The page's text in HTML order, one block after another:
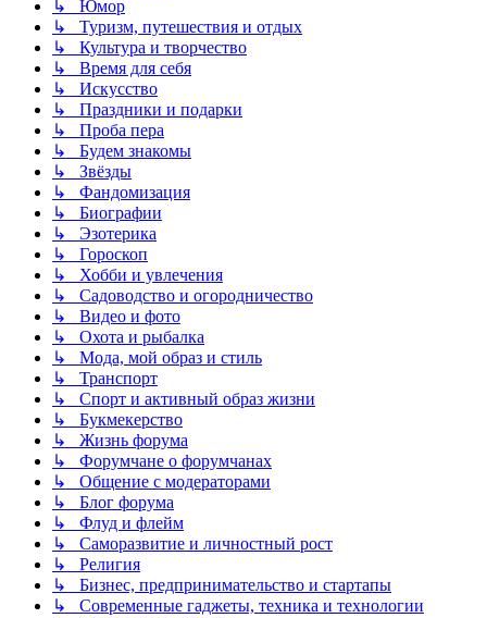
↳ Юмор
↳ Туризм, путешествия и отдых
↳ Культура и творчество
↳ Время для себя
↳ Искусство
↳ Праздники и подарки
↳ Проба пера
↳ Будем знакомы
↳ Звёзды
↳ Фандомизация
↳ Биографии
↳ Эзотерика
↳ Гороскоп
↳ Хобби и увлечения
↳ Садоводство и огородничество
↳ Видео и фото
↳ Охота и рыбалка
↳ Мода, мой образ и стиль
↳ Транспорт
↳ Спорт и активный образ жизни
↳ Букмекерство
↳ Жизнь форума
↳ Форумчане о форумчанах
↳ Общение с модераторами
↳ Блог форума
↳ Флуд и флейм
↳ Саморазвитие и личностный рост
↳ Религия
↳ Бизнес, предпринимательство и стартапы
↳ Современные гаджеты, техника и технологии